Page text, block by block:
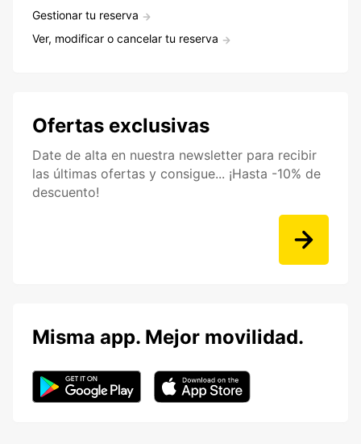
Gestionar tu reserva
Ver, modificar o cancelar tu reserva
Ofertas exclusivas
Date de alta en nuestra newsletter para recibir
las últimas ofertas y consigue... ¡Hasta -10% de
descuento!
Misma app. Mejor movilidad.